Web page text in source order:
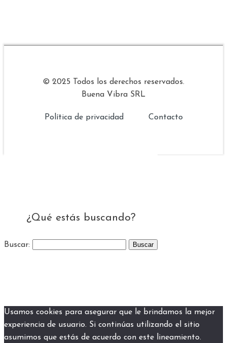
© 2025 Todos los derechos reservados.
Buena Vibra SRL
Política de privacidad Contacto
¿Qué estás buscando?
Buscar:
Usamos cookies para asegurar que le brindamos la mejor
experiencia de usuario. Si continúas utilizando el sitio
asumimos que estás de acuerdo con este lineamiento.